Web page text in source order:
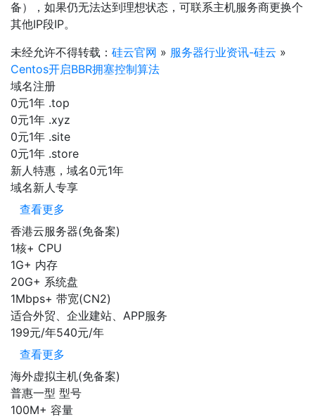
备），如果仍无法达到理想状态，可联系主机服务商更换个
其他IP段IP。
未经允许不得转载： 硅云官网 » 服务器行业资讯-硅云 »
Centos开启BBR拥塞控制算法
域名注册
0元1年 .top
0元1年 .xyz
0元1年 .site
0元1年 .store
新人特惠，域名0元1年
域名新人专享
查看更多
香港云服务器(免备案)
1核+ CPU
1G+ 内存
20G+ 系统盘
1Mbps+ 带宽(CN2)
适合外贸、企业建站、APP服务
199元/年540元/年
查看更多
海外虚拟主机(免备案)
普惠一型 型号
100M+ 容量